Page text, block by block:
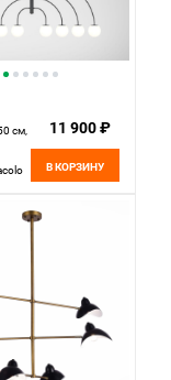
см,
11 900 ₽
В КОРЗИНУ